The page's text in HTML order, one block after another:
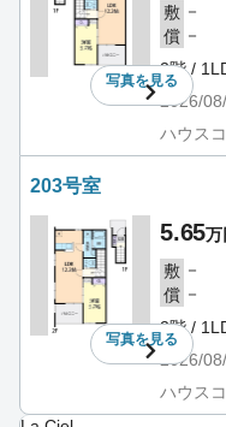
写真を見る
敷 －
償 －
2階 /
2026/
ハウス
203号室
写真を見る
5.65万
敷 －
償 －
2階 /
2026/
ハウス